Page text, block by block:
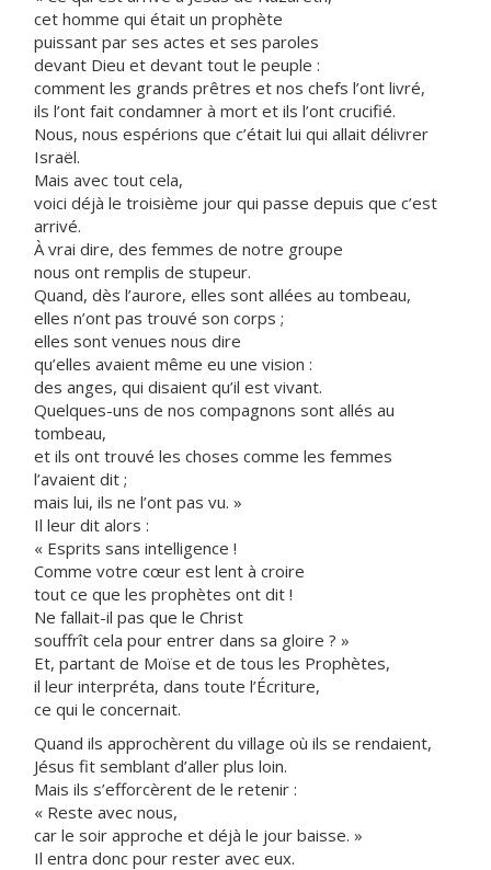
cet homme qui était un prophète
puissant par ses actes et ses paroles
devant Dieu et devant tout le peuple :
comment les grands prêtres et nos chefs l’ont livré,
ils l’ont fait condamner à mort et ils l’ont crucifié.
Nous, nous espérions que c’était lui qui allait délivrer
Israël.
Mais avec tout cela,
voici déjà le troisième jour qui passe depuis que c’est
arrivé.
À vrai dire, des femmes de notre groupe
nous ont remplis de stupeur.
Quand, dès l’aurore, elles sont allées au tombeau,
elles n’ont pas trouvé son corps ;
elles sont venues nous dire
qu’elles avaient même eu une vision :
des anges, qui disaient qu’il est vivant.
Quelques-uns de nos compagnons sont allés au
tombeau,
et ils ont trouvé les choses comme les femmes
l’avaient dit ;
mais lui, ils ne l’ont pas vu. »
Il leur dit alors :
« Esprits sans intelligence !
Comme votre cœur est lent à croire
tout ce que les prophètes ont dit !
Ne fallait-il pas que le Christ
souffrît cela pour entrer dans sa gloire ? »
Et, partant de Moïse et de tous les Prophètes,
il leur interpréta, dans toute l’Écriture,
ce qui le concernait.
Quand ils approchèrent du village où ils se rendaient,
Jésus fit semblant d’aller plus loin.
Mais ils s’efforcèrent de le retenir :
« Reste avec nous,
car le soir approche et déjà le jour baisse. »
Il entra donc pour rester avec eux.